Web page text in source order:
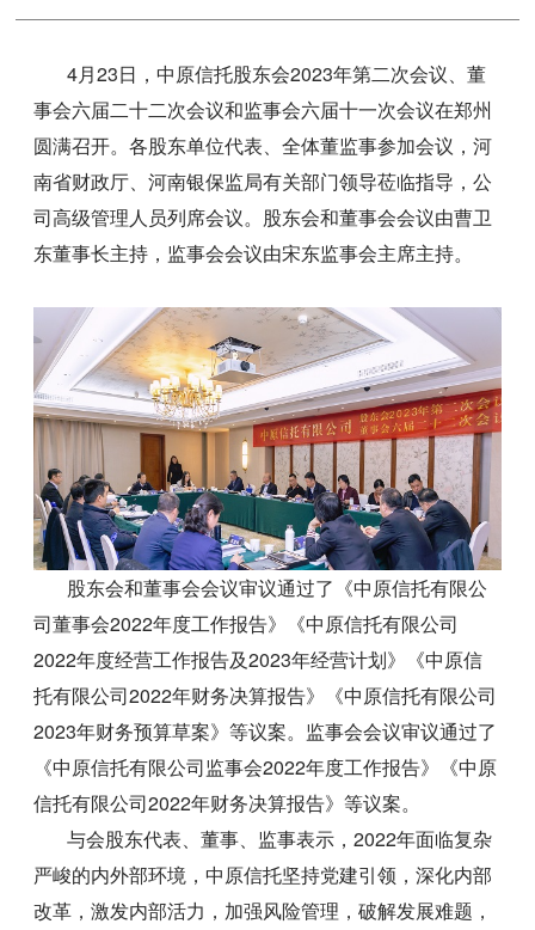
4月23日，中原信托股东会2023年第二次会议、董
事会六届二十二次会议和监事会六届十一次会议在郑州
圆满召开。各股东单位代表、全体董监事参加会议，河
南省财政厅、河南银保监局有关部门领导莅临指导，公
司高级管理人员列席会议。股东会和董事会会议由曹卫
东董事长主持，监事会会议由宋东监事会主席主持。
股东会和董事会会议审议通过了《中原信托有限公
司董事会2022年度工作报告》《中原信托有限公司
2022年度经营工作报告及2023年经营计划》《中原信
托有限公司2022年财务决算报告》《中原信托有限公司
2023年财务预算草案》等议案。监事会会议审议通过了
《中原信托有限公司监事会2022年度工作报告》《中原
信托有限公司2022年财务决算报告》等议案。
与会股东代表、董事、监事表示，2022年面临复杂
严峻的内外部环境，中原信托坚持党建引领，深化内部
改革，激发内部活力，加强风险管理，破解发展难题，